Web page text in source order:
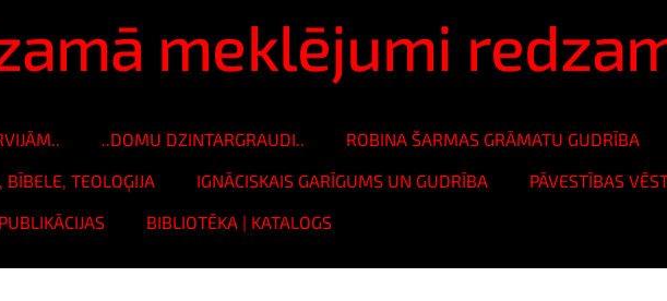
meklējumi
..DOMU DZINTARGRAUDI..
ROBINA ŠARMAS GRĀMATU GUDRĪBA
BĪBELE, TEOLOĢIJA IGNĀCISKAIS GARĪGUMS UN GUDRĪBA
PĀVESTĪBAS
PUBLIKĀCIJAS
BIBLIOTĒKA | KATALOGS